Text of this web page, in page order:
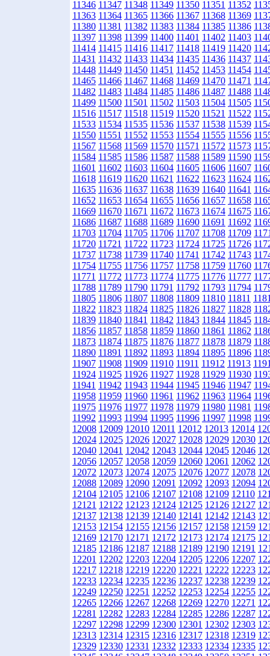
11346 11347 11348 11349 11350 11351 11352
11363 11364 11365 11366 11367 11368 11369
11380 11381 11382 11383 11384 11385 11386
11397 11398 11399 11400 11401 11402 11403
11414 11415 11416 11417 11418 11419 11420
11431 11432 11433 11434 11435 11436 11437
11448 11449 11450 11451 11452 11453 11454
11465 11466 11467 11468 11469 11470 11471
11482 11483 11484 11485 11486 11487 11488
11499 11500 11501 11502 11503 11504 11505
11516 11517 11518 11519 11520 11521 11522
11533 11534 11535 11536 11537 11538 11539
11550 11551 11552 11553 11554 11555 11556
11567 11568 11569 11570 11571 11572 11573
11584 11585 11586 11587 11588 11589 11590
11601 11602 11603 11604 11605 11606 11607
11618 11619 11620 11621 11622 11623 11624
11635 11636 11637 11638 11639 11640 11641
11652 11653 11654 11655 11656 11657 11658
11669 11670 11671 11672 11673 11674 11675
11686 11687 11688 11689 11690 11691 11692
11703 11704 11705 11706 11707 11708 11709
11720 11721 11722 11723 11724 11725 11726
11737 11738 11739 11740 11741 11742 11743
11754 11755 11756 11757 11758 11759 11760
11771 11772 11773 11774 11775 11776 11777
11788 11789 11790 11791 11792 11793 11794
11805 11806 11807 11808 11809 11810 11811
11822 11823 11824 11825 11826 11827 11828
11839 11840 11841 11842 11843 11844 11845
11856 11857 11858 11859 11860 11861 11862
11873 11874 11875 11876 11877 11878 11879
11890 11891 11892 11893 11894 11895 11896
11907 11908 11909 11910 11911 11912 11913
11924 11925 11926 11927 11928 11929 11930
11941 11942 11943 11944 11945 11946 11947
11958 11959 11960 11961 11962 11963 11964
11975 11976 11977 11978 11979 11980 11981
11992 11993 11994 11995 11996 11997 11998
12008 12009 12010 12011 12012 12013 12014
12024 12025 12026 12027 12028 12029 12030
12040 12041 12042 12043 12044 12045 12046
12056 12057 12058 12059 12060 12061 12062
12072 12073 12074 12075 12076 12077 12078
12088 12089 12090 12091 12092 12093 12094
12104 12105 12106 12107 12108 12109 12110
12121 12122 12123 12124 12125 12126 12127
12137 12138 12139 12140 12141 12142 12143
12153 12154 12155 12156 12157 12158 12159
12169 12170 12171 12172 12173 12174 12175
12185 12186 12187 12188 12189 12190 12191
12201 12202 12203 12204 12205 12206 12207
12217 12218 12219 12220 12221 12222 12223
12233 12234 12235 12236 12237 12238 12239
12249 12250 12251 12252 12253 12254 12255
12265 12266 12267 12268 12269 12270 12271
12281 12282 12283 12284 12285 12286 12287
12297 12298 12299 12300 12301 12302 12303
12313 12314 12315 12316 12317 12318 12319
12329 12330 12331 12332 12333 12334 12335